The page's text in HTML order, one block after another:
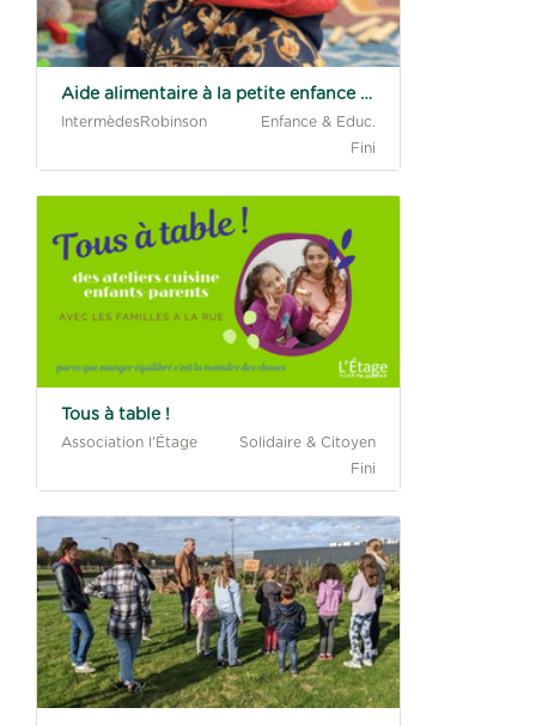
59 contributeurs
132% atteints
Aide alimentaire à la petite enfance en bidonville
IntermèdesRobinson
Enfance & Educ.
Fini
Avec les familles en très grande
précarité et sans hébergement
Tous à table !
Association l'Étage
Solidaire & Citoyen
Fini
L'aide alimentaire pour sensibiliser au
manger simple et bon à travers notre
jardin collaboratif "itinérant".
26 contributeurs
144% atteints